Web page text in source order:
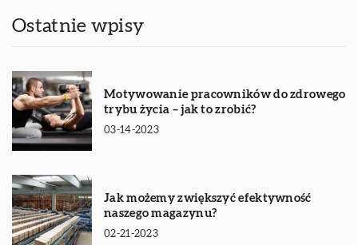
Ostatnie wpisy
Motywowanie pracowników do zdrowego
trybu życia – jak to zrobić?
03-14-2023
Jak możemy zwiększyć efektywność
naszego magazynu?
02-21-2023